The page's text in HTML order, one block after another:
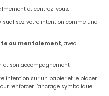
et centrez-vous.
votre intention comme une
ou mentalement, avec
et son accompagnement.
intention sur un papier et le placer
renforcer l’ancrage symbolique.